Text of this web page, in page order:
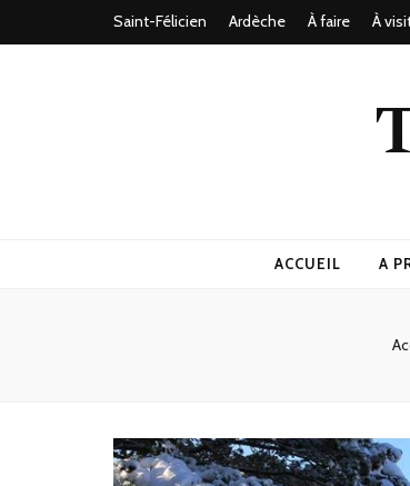
Saint-Félicien Ardèche À faire À
ACCUEIL A